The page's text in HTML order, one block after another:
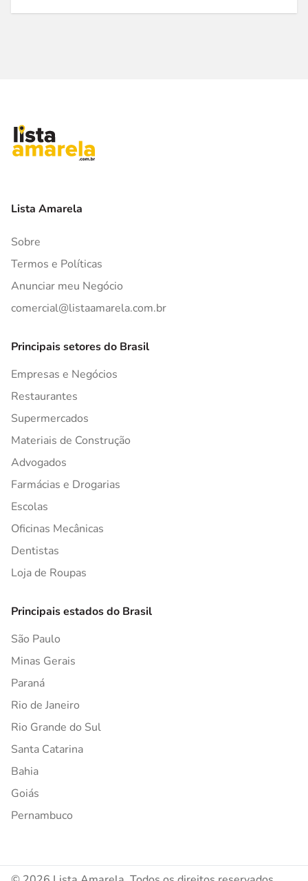
Lista Amarela
Sobre
Termos e Políticas
Anunciar meu Negócio
comercial@listaamarela.com.br
Principais setores do Brasil
Empresas e Negócios
Restaurantes
Supermercados
Materiais de Construção
Advogados
Farmácias e Drogarias
Escolas
Oficinas Mecânicas
Dentistas
Loja de Roupas
Principais estados do Brasil
São Paulo
Minas Gerais
Paraná
Rio de Janeiro
Rio Grande do Sul
Santa Catarina
Bahia
Goiás
Pernambuco